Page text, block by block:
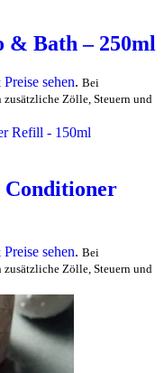
& Bath – 250ml
sehen. Bei
Zölle, Steuern und
Conditioner
sehen. Bei
Zölle, Steuern und